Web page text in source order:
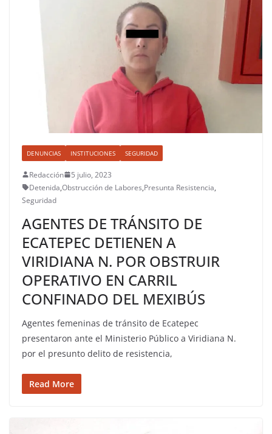
DENUNCIAS INSTITUCIONES SEGURIDAD
Redacción
5 julio, 2023
Detenida,Obstrucción de Labores,Presunta Resistencia,
Seguridad
AGENTES DE TRÁNSITO DE
ECATEPEC DETIENEN A
VIRIDIANA N. POR OBSTRUIR
OPERATIVO EN CARRIL
CONFINADO DEL MEXIBÚS
Agentes femeninas de tránsito de Ecatepec
presentaron ante el Ministerio Público a Viridiana N.
por el presunto delito de resistencia,
Read More